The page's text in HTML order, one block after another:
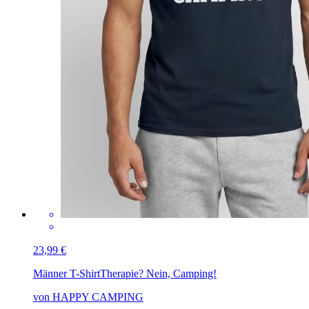
23,99 €
Männer T-ShirtTherapie? Nein, Camping!
von HAPPY CAMPING